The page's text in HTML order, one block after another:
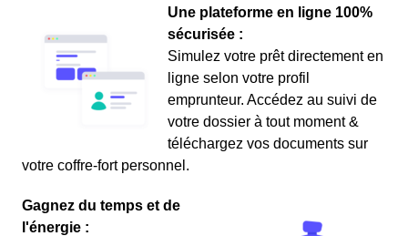
Une plateforme en ligne 100%
sécurisée :
Simulez votre prêt directement en
ligne selon votre profil
emprunteur. Accédez au suivi de
votre dossier à tout moment &
téléchargez vos documents sur
votre coffre-fort personnel.
Gagnez du temps et de
l'énergie :